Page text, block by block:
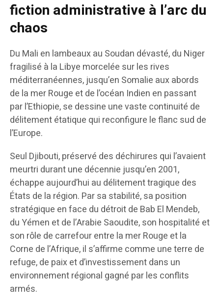
fiction administrative à l’arc du
chaos
Du Mali en lambeaux au Soudan dévasté, du Niger
fragilisé à la Libye morcelée sur les rives
méditerranéennes, jusqu’en Somalie aux abords
de la mer Rouge et de l’océan Indien en passant
par l’Ethiopie, se dessine une vaste continuité de
délitement étatique qui reconfigure le flanc sud de
l’Europe.
Seul Djibouti, préservé des déchirures qui l’avaient
meurtri durant une décennie jusqu’en 2001,
échappe aujourd’hui au délitement tragique des
États de la région. Par sa stabilité, sa position
stratégique en face du détroit de Bab El Mendeb,
du Yémen et de l’Arabie Saoudite, son hospitalité et
son rôle de carrefour entre la mer Rouge et la
Corne de l’Afrique, il s’affirme comme une terre de
refuge, de paix et d’investissement dans un
environnement régional gagné par les conflits
armés.